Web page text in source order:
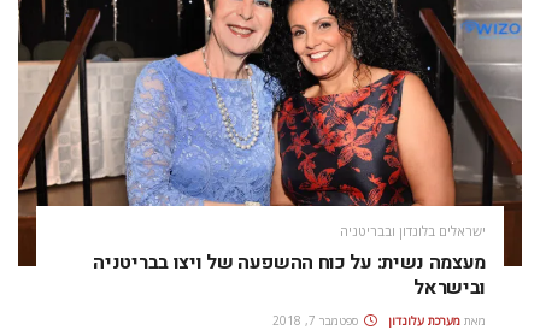
ישראלים בלונדון ובבריטניה
מעצמה נשית: על כוח ההשפעה של ויצו בבריטניה
ובישראל
מאת מערכת עלונדון ספטמבר 7, 2018